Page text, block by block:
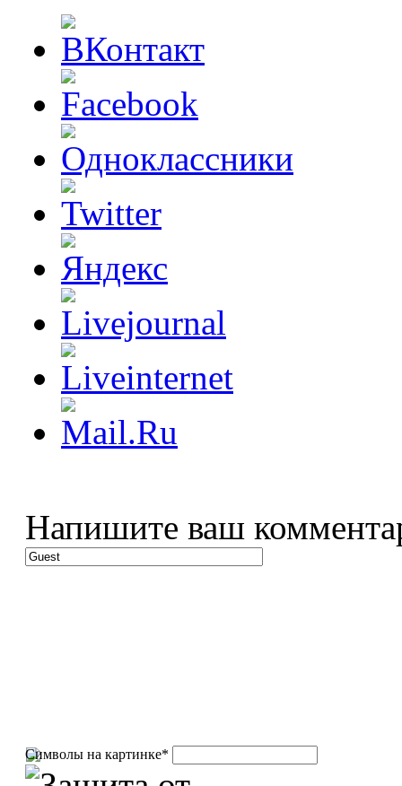
Напишите ваш
Символы на картинке*